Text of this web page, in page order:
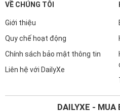
VỀ CHÚNG TÔI
Giới thiệu
Quy chế hoạt động
Chính sách bảo mật thông tin
Liên hệ với DailyXe
DAILYXE - MUA